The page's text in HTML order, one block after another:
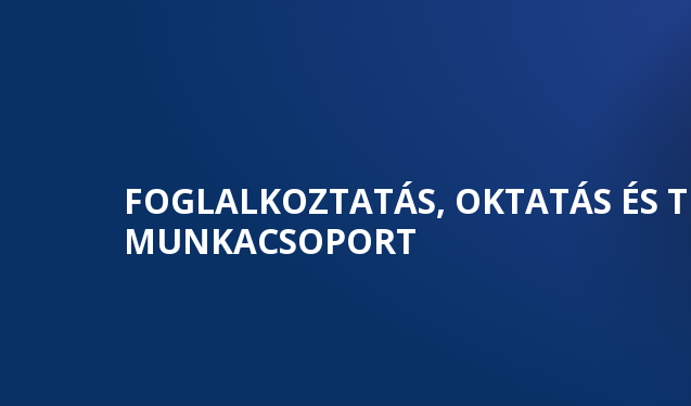
FOGLALKOZTATÁS, OKTATÁS ÉS
MUNKACSOPORT